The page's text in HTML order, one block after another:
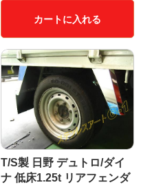
カートに入れる
T/S製 日野 デュトロ/ダイ
ナ 低床1.25t リアフェンダ